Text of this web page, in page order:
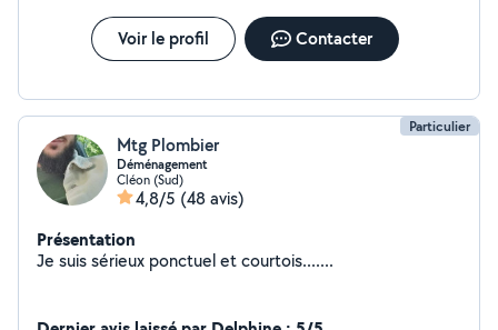
Voir le profil Contacter
Particulier
Mtg Plombier
Déménagement
Cléon (Sud)
4,8/5 (48 avis)
Présentation
Je suis sérieux ponctuel et courtois.......